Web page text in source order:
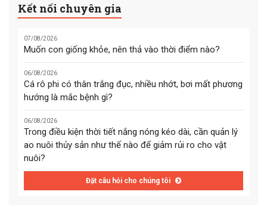
Kết nối chuyên gia
07/08/2026
Muốn con giống khỏe, nên thả vào thời điểm nào?
06/08/2026
Cá rô phi có thân trắng đục, nhiều nhớt, bơi mất phương
hướng là mắc bệnh gì?
06/08/2026
Trong điều kiện thời tiết nắng nóng kéo dài, cần quản lý
ao nuôi thủy sản như thế nào để giảm rủi ro cho vật
nuôi?
Đặt câu hỏi cho chúng tôi